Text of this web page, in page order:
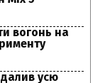
вогонь на
усю